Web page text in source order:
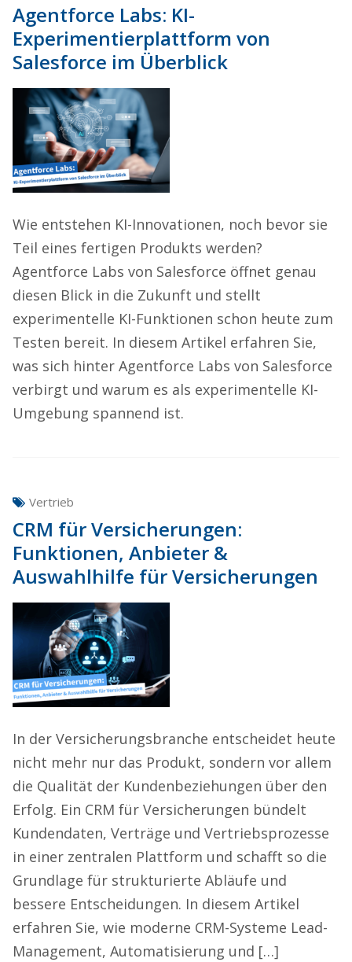
Agentforce Labs: KI-
Experimentierplattform von
Salesforce im Überblick
Wie entstehen KI-Innovationen, noch bevor sie
Teil eines fertigen Produkts werden?
Agentforce Labs von Salesforce öffnet genau
diesen Blick in die Zukunft und stellt
experimentelle KI-Funktionen schon heute zum
Testen bereit. In diesem Artikel erfahren Sie,
was sich hinter Agentforce Labs von Salesforce
verbirgt und warum es als experimentelle KI-
Umgebung spannend ist.
Vertrieb
CRM für Versicherungen:
Funktionen, Anbieter &
Auswahlhilfe für Versicherungen
In der Versicherungsbranche entscheidet heute
nicht mehr nur das Produkt, sondern vor allem
die Qualität der Kundenbeziehungen über den
Erfolg. Ein CRM für Versicherungen bündelt
Kundendaten, Verträge und Vertriebsprozesse
in einer zentralen Plattform und schafft so die
Grundlage für strukturierte Abläufe und
bessere Entscheidungen. In diesem Artikel
erfahren Sie, wie moderne CRM-Systeme Lead-
Management, Automatisierung und […]